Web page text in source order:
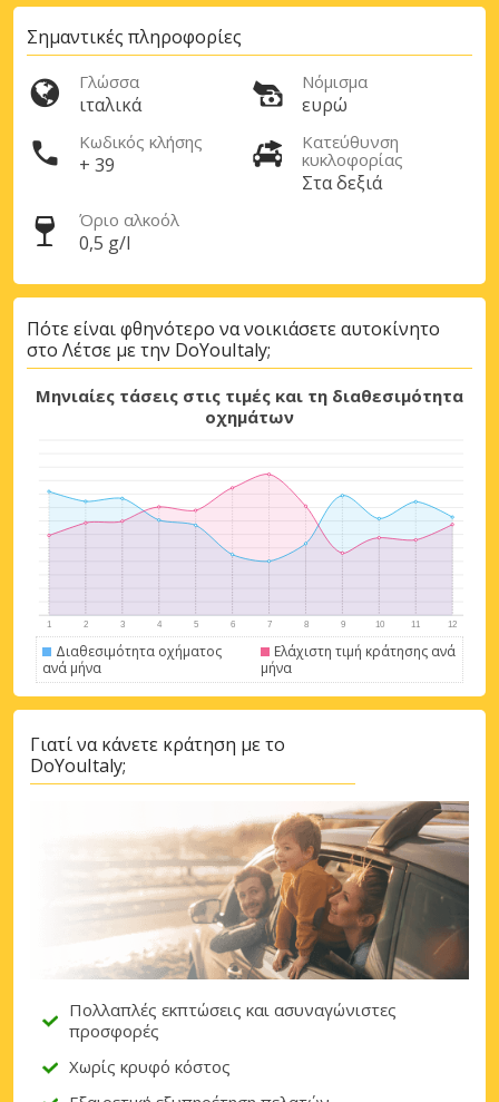
Αποκτήστε πρόσβαση σε αποκλειστικές
προσφορές συνεργατών
Σύνδεση με eLink
Σημαντικές πληροφορίες
Γλώσσα
ιταλικά
Νόμισμα
ευρώ
Κωδικός κλήσης
+ 39
Κατεύθυνση
κυκλοφορίας
Στα δεξιά
Όριο αλκοόλ
0,5 g/l
Πότε είναι φθηνότερο να νοικιάσετε αυτοκίνητο
στο Λέτσε με την DoYouItaly;
Μηνιαίες τάσεις στις τιμές και τη διαθεσιμότητα
οχημάτων
Διαθεσιμότητα οχήματος
ανά μήνα
Ελάχιστη τιμή κράτησης ανά
μήνα
Γιατί να κάνετε κράτηση με το
DoYouItaly;
Πολλαπλές εκπτώσεις και ασυναγώνιστες
προσφορές
Χωρίς κρυφό κόστος